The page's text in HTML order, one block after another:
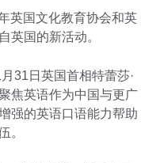
英国文化教育协会和英
英国的新活动。
31日英国首相特蕾莎·
焦英语作为中国与更广
强的英语口语能力帮助
。